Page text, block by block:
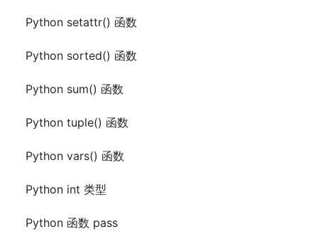
Python setattr() 函数
Python sorted() 函数
Python sum() 函数
Python tuple() 函数
Python vars() 函数
Python int 类型
Python 函数 pass